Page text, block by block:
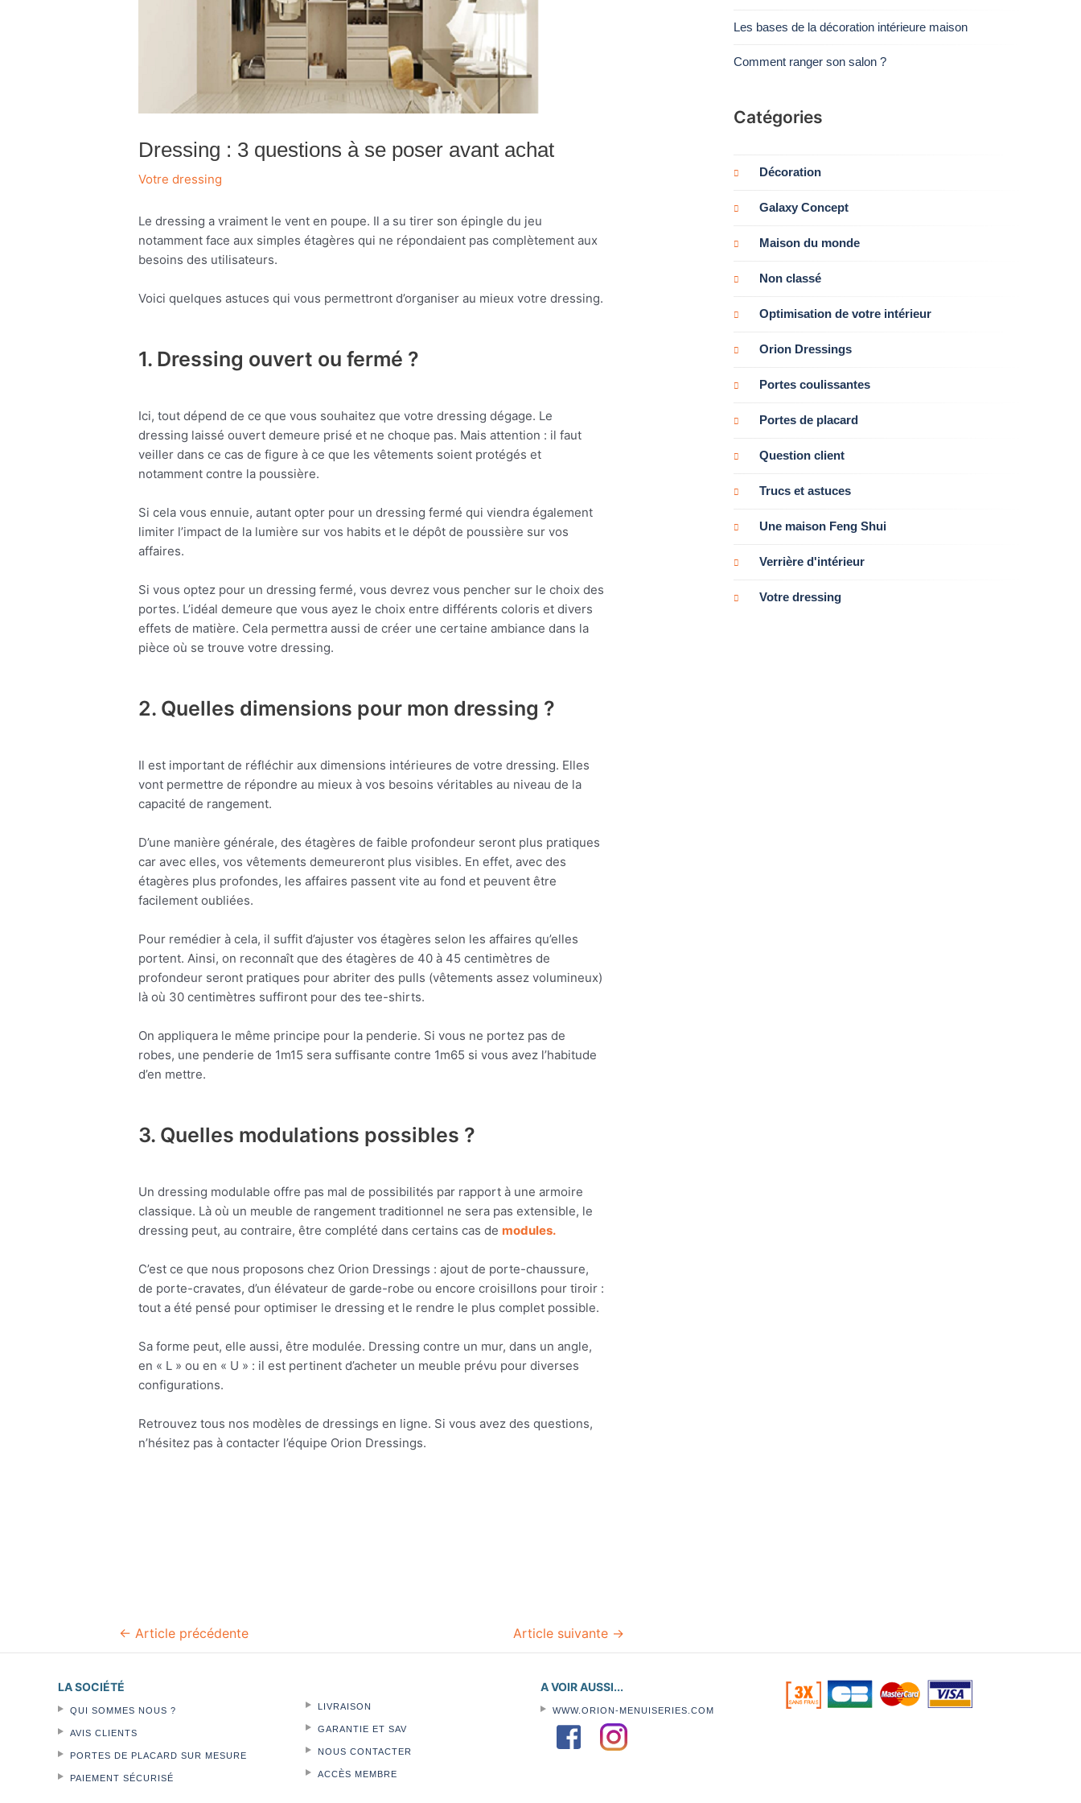
Dressing : 3 questions à se poser avant achat
Votre dressing
Le dressing a vraiment le vent en poupe. Il a su tirer son épingle du jeu
notamment face aux simples étagères qui ne répondaient pas complètement aux
besoins des utilisateurs.
Voici quelques astuces qui vous permettront d’organiser au mieux votre dressing.
1. Dressing ouvert ou fermé ?
Ici, tout dépend de ce que vous souhaitez que votre dressing dégage. Le
dressing laissé ouvert demeure prisé et ne choque pas. Mais attention : il faut
veiller dans ce cas de figure à ce que les vêtements soient protégés et
notamment contre la poussière.
Si cela vous ennuie, autant opter pour un dressing fermé qui viendra également
limiter l’impact de la lumière sur vos habits et le dépôt de poussière sur vos
affaires.
Si vous optez pour un dressing fermé, vous devrez vous pencher sur le choix des
portes. L’idéal demeure que vous ayez le choix entre différents coloris et divers
effets de matière. Cela permettra aussi de créer une certaine ambiance dans la
pièce où se trouve votre dressing.
2. Quelles dimensions pour mon dressing ?
Il est important de réfléchir aux dimensions intérieures de votre dressing. Elles
vont permettre de répondre au mieux à vos besoins véritables au niveau de la
capacité de rangement.
D’une manière générale, des étagères de faible profondeur seront plus pratiques
car avec elles, vos vêtements demeureront plus visibles. En effet, avec des
étagères plus profondes, les affaires passent vite au fond et peuvent être
facilement oubliées.
Pour remédier à cela, il suffit d’ajuster vos étagères selon les affaires qu’elles
portent. Ainsi, on reconnaît que des étagères de 40 à 45 centimètres de
profondeur seront pratiques pour abriter des pulls (vêtements assez volumineux)
là où 30 centimètres suffiront pour des tee-shirts.
On appliquera le même principe pour la penderie. Si vous ne portez pas de
robes, une penderie de 1m15 sera suffisante contre 1m65 si vous avez l’habitude
d’en mettre.
3. Quelles modulations possibles ?
Un dressing modulable offre pas mal de possibilités par rapport à une armoire
classique. Là où un meuble de rangement traditionnel ne sera pas extensible, le
dressing peut, au contraire, être complété dans certains cas de modules.
C’est ce que nous proposons chez Orion Dressings : ajout de porte-chaussure,
de porte-cravates, d’un élévateur de garde-robe ou encore croisillons pour tiroir :
tout a été pensé pour optimiser le dressing et le rendre le plus complet possible.
Sa forme peut, elle aussi, être modulée. Dressing contre un mur, dans un angle,
en « L » ou en « U » : il est pertinent d’acheter un meuble prévu pour diverses
configurations.
Retrouvez tous nos modèles de dressings en ligne. Si vous avez des questions,
n’hésitez pas à contacter l’équipe Orion Dressings.
Navigation
← Article précédente Article suivante →
Les bases de la décoration intérieure maison
Comment ranger son salon ?
Catégories
Décoration
Galaxy Concept
Maison du monde
Non classé
Optimisation de votre intérieur
Orion Dressings
Portes coulissantes
Portes de placard
Question client
Trucs et astuces
Une maison Feng Shui
Verrière d'intérieur
Votre dressing
LA SOCIÉTÉ
QUI SOMMES NOUS ?
AVIS CLIENTS
PORTES DE PLACARD SUR MESURE
PAIEMENT SÉCURISÉ
LIVRAISON
GARANTIE ET SAV
NOUS CONTACTER
ACCÈS MEMBRE
A VOIR AUSSI...
WWW.ORION-MENUISERIES.COM